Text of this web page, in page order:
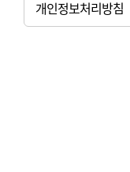
개인정보처리방침